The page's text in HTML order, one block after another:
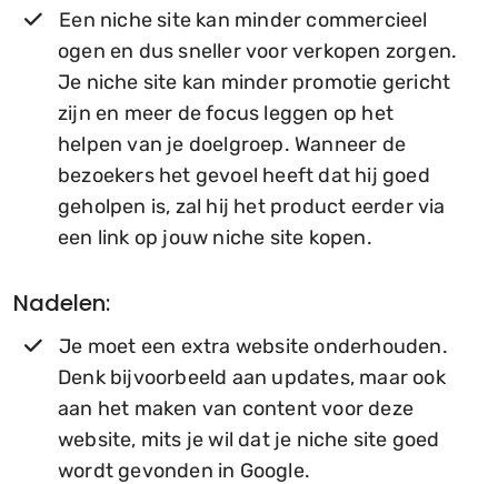
Een niche site kan minder commercieel
ogen en dus sneller voor verkopen zorgen.
Je niche site kan minder promotie gericht
zijn en meer de focus leggen op het
helpen van je doelgroep. Wanneer de
bezoekers het gevoel heeft dat hij goed
geholpen is, zal hij het product eerder via
een link op jouw niche site kopen.
Nadelen:
Je moet een extra website onderhouden.
Denk bijvoorbeeld aan updates, maar ook
aan het maken van content voor deze
website, mits je wil dat je niche site goed
wordt gevonden in Google.